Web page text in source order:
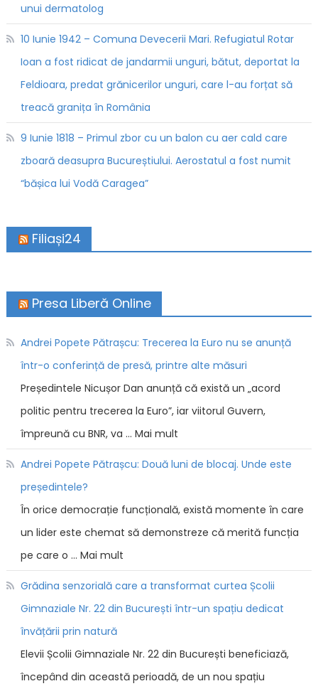
unui dermatolog
10 Iunie 1942 – Comuna Devecerii Mari. Refugiatul Rotar
Ioan a fost ridicat de jandarmii unguri, bătut, deportat la
Feldioara, predat grănicerilor unguri, care l-au forțat să
treacă granița în România
9 Iunie 1818 – Primul zbor cu un balon cu aer cald care
zboară deasupra Bucureștiului. Aerostatul a fost numit
“bășica lui Vodă Caragea”
Filiași24
Presa Liberă Online
Andrei Popete Pătrașcu: Trecerea la Euro nu se anunță
într-o conferință de presă, printre alte măsuri
Președintele Nicușor Dan anunță că există un „acord
politic pentru trecerea la Euro”, iar viitorul Guvern,
împreună cu BNR, va … Mai mult
Andrei Popete Pătrașcu: Două luni de blocaj. Unde este
președintele?
În orice democrație funcțională, există momente în care
un lider este chemat să demonstreze că merită funcția
pe care o … Mai mult
Grădina senzorială care a transformat curtea Școlii
Gimnaziale Nr. 22 din București într-un spațiu dedicat
învățării prin natură
Elevii Școlii Gimnaziale Nr. 22 din București beneficiază,
începând din această perioadă, de un nou spațiu